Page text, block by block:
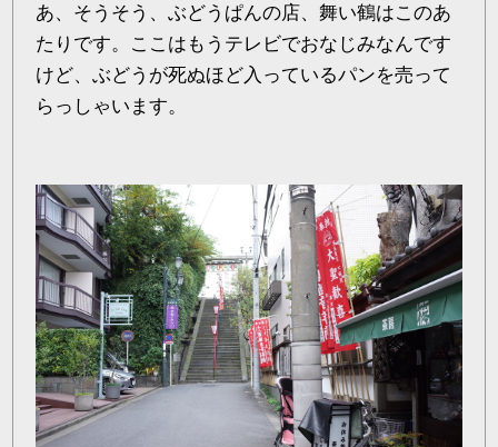
あ、そうそう、ぶどうぱんの店、舞い鶴はこのあ
たりです。ここはもうテレビでおなじみなんです
けど、ぶどうが死ぬほど入っているパンを売って
らっしゃいます。